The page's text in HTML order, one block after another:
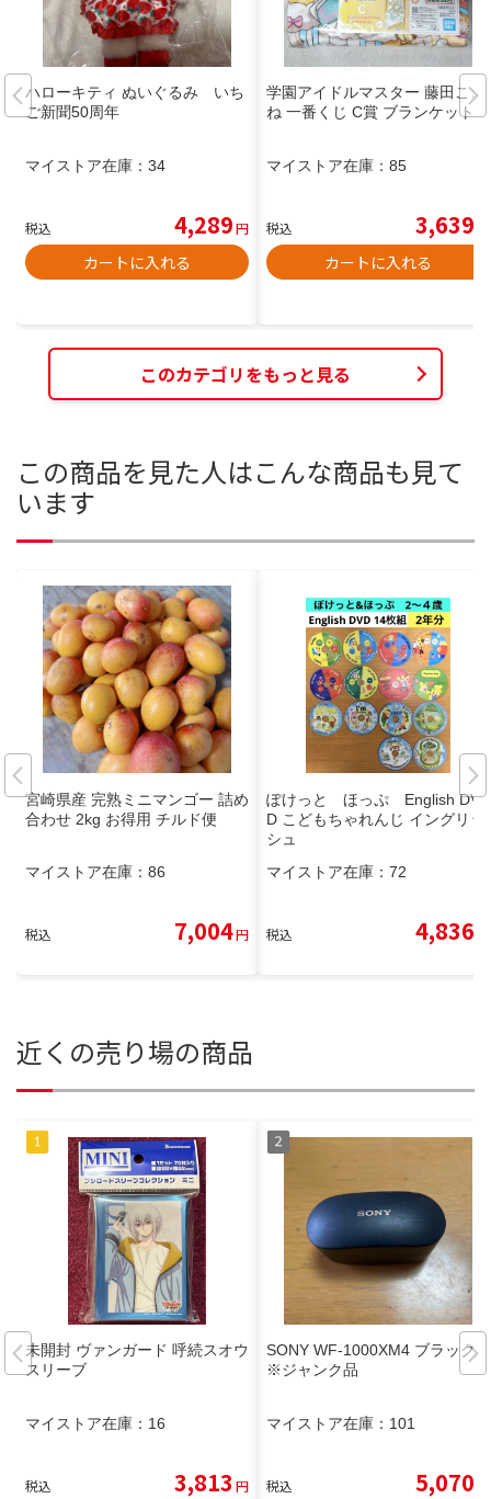
ハローキティ ぬいぐるみ いち
ご新聞50周年
マイストア在庫： 34
税込 4,289円
カートに入れる
学園アイドルマスター 藤田こと
ね 一番くじ C賞 ブランケット
マイストア在庫： 85
税込 3,639
カートに入れる
このカテゴリをもっと見る
この商品を見た人はこんな商品も見て
います
宮崎県産 完熟ミニマンゴー 詰め
合わせ 2kg お得用 チルド便
マイストア在庫： 86
税込 7,004円
ぽけっと ほっぷ English DV
D こどもちゃれんじ イングリッ
シュ
マイストア在庫： 72
税込 4,836
近くの売り場の商品
未開封 ヴァンガード 呼続スオウ
スリーブ
マイストア在庫： 16
税込 3,813 円
SONY WF-1000XM4 ブラック
※ジャンク品
マイストア在庫： 101
税込 5,070